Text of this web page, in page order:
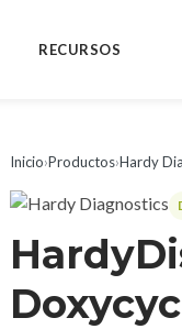
RECURSOS
Inicio›Productos›Hardy